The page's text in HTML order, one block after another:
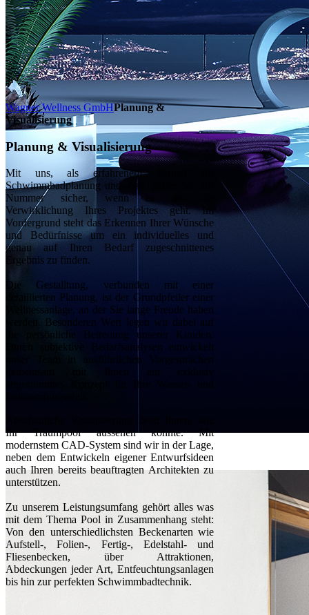
Wagner Wellness GmbHPlanung &
Visualisierung
Planung & Visualisierung
Mit uns, als erfahrenem Partner für
Schwimmbadplanung und -bau, gehen Sie auf
Nummer sicher, wenn es um die
Verwirklichung Ihres Projektes geht. Im
Vordergrund steht das Erkennen Ihrer Wünsche
und Bedürfnisse um ein individuelles und
genau auf Ihren Bedarf zugeschnittenes
Ergebnis zu finden.
Die Gestalltung, verbunden mit einer
detaillierten Planung, ist der Grundpfeiler einer
Wellnessanlage, an der Sie lange Freude haben
werden. Besonderen Wert legen wir dabei auf
die persönliche Betreuung unserer Kunden.
Durch subjektive Bedarfsanalysen entwickelt
unser Team in ausführlichen Vorgesprächen
gemeinsam mit Ihnen ein exklusiv
abgestimmtes Konzept für Ihre Wasser- und
Ihr Traumpool aussehen könnte. Mit
modernstem CAD-System sind wir in der Lage,
neben dem Entwickeln eigener Entwurfsideen
auch Ihren bereits beauftragten Architekten zu
unterstützen.
Zu unserem Leistungsumfang gehört alles was
mit dem Thema Pool in Zusammenhang steht:
Von den unterschiedlichsten Beckenarten wie
Aufstell-, Folien-, Fertig-, Edelstahl- und
Fliesenbecken, über Attraktionen,
Abdeckungen jeder Art, Entfeuchtungsanlagen
bis hin zur perfekten Schwimmbadtechnik.